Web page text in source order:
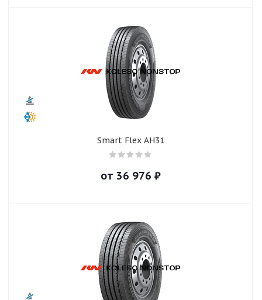
Smart Flex AH31
от 36 976 ₽